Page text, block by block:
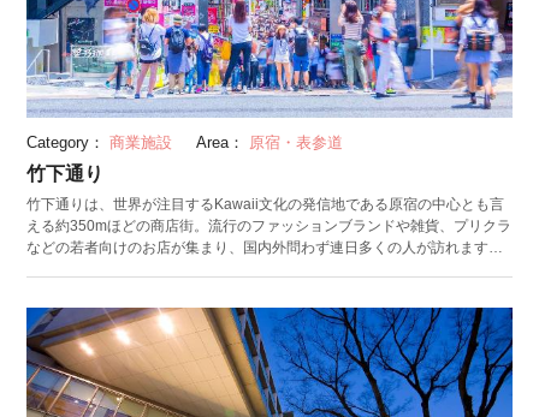
Category： 商業施設 Area： 原宿・表参道
竹下通り
竹下通りは、世界が注目するKawaii文化の発信地である原宿の中心とも言
える約350mほどの商店街。流行のファッションブランドや雑貨、プリクラ
などの若者向けのお店が集まり、国内外問わず連日多くの人が訪れます。
CUTE CUBE HARAJUKUやSoLaDoなどの商業施設もオープンした他に、
メインストリートから少し路地を入った場所にも様々な隠れたお店があ
り、訪れる人を飽きさせません。 （投稿日：2018/07/12 最終更新日：
2023/12/20）